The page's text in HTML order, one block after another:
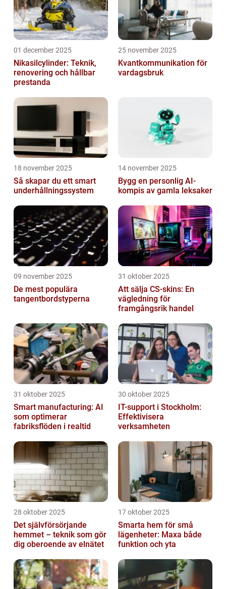
01 december 2025
Nikasilcylinder: Teknik,
renovering och hållbar
prestanda
25 november 2025
Kvantkommunikation för
vardagsbruk
18 november 2025
Så skapar du ett smart
underhållningssystem
14 november 2025
Bygg en personlig AI-
kompis av gamla leksaker
09 november 2025
De mest populära
tangentbordstyperna
31 oktober 2025
Att sälja CS-skins: En
vägledning för
framgångsrik handel
31 oktober 2025
Smart manufacturing: AI
som optimerar
fabriksflöden i realtid
30 oktober 2025
IT-support i Stockholm:
Effektivisera
verksamheten
28 oktober 2025
Det självförsörjande
hemmet – teknik som gör
dig oberoende av elnätet
17 oktober 2025
Smarta hem för små
lägenheter: Maxa både
funktion och yta